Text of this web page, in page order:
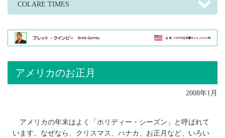
COLARE TIMES
アメリカのお正月
2008年1月
アメリカの年末はよく「ホリディー・シーズン」と呼ばれて
います。なぜなら、クリスマス、ハナカ、お正月など、いろい